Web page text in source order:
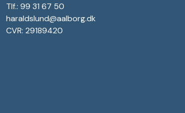
Tlf.: 99 31 67 50
haraldslund@aalborg.dk
CVR: 29189420